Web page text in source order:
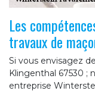
Les
travaux de
Si vous envisagez
Klingenthal 67530 ;
entreprise